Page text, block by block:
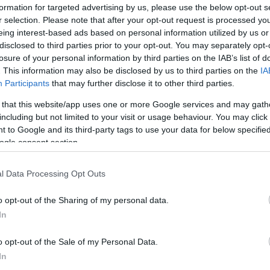
for targeted advertising by us, please use the below opt-out
selection. Please note that after your opt-out request is processed
interest-based ads based on personal information utilized by us
to third parties prior to your opt-out. You may separately
of your personal information by third parties on the IAB’s list of
This information may also be disclosed by us to third parties on the
Participants that may further disclose it to other third parties.
that this website/app uses one or more Google services and may
but not limited to your visit or usage behaviour. You may
to Google and its third-party tags to use your data for below
consent section.
Data Processing Opt Outs
opt-out of the Sharing of my personal data.
opt-out of the Sale of my Personal Data.
Bistro im Naturkundemuseum
in Santa Cruz auf der Kanareninsel Teneriffa ist ein beliebtes Ausflugsziel für
Ausstellungen und zahlreichen Informationen zur Geschichte der Insel
ein weiteres Highlight zu bieten. Der aus Mexiko stammende Gastronom
das Madrid Fusion gewonnen hat, eröffnet im Naturkundemuseum ein
2010 unterTeneriffa.
Promo-Aktion präsentiert kanarische Produkte
Produzenten von kanarischem Wein, Honig und Käse nun unterstützt und
Lebensmittel und Spirituosen auf gesonderten Ausstellungsflächen
in den teilnehmenden […]
unter Allgemein.